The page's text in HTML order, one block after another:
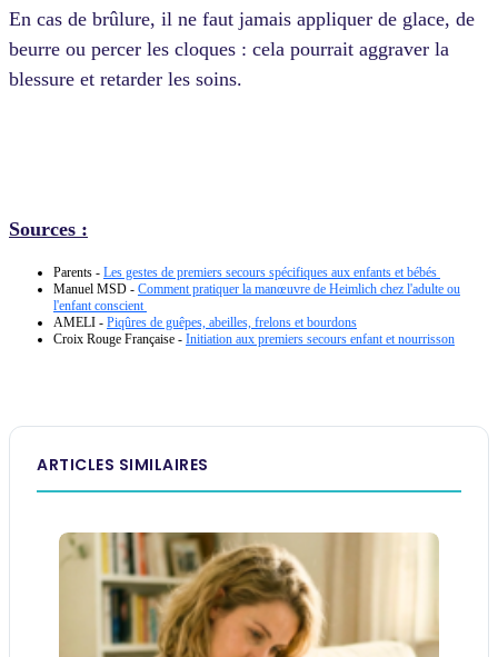
En cas de brûlure, il ne faut jamais appliquer de glace, de
beurre ou percer les cloques : cela pourrait aggraver la
blessure et retarder les soins.
Sources :
Parents - Les gestes de premiers secours spécifiques aux enfants et bébés
Manuel MSD - Comment pratiquer la manœuvre de Heimlich chez l'adulte ou
l'enfant conscient
AMELI - Piqûres de guêpes, abeilles, frelons et bourdons
Croix Rouge Française - Initiation aux premiers secours enfant et nourrisson
ARTICLES SIMILAIRES